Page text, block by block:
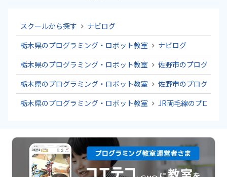
スクールから探す
ナビログ
栃木県のプログラミング・ロボット教室
ナビログ
栃木県のプログラミング・ロボット教室
佐野市のプログラミ
栃木県のプログラミング・ロボット教室
佐野市のプログラミ
栃木県のプログラミング・ロボット教室
JR両毛線のプログラ